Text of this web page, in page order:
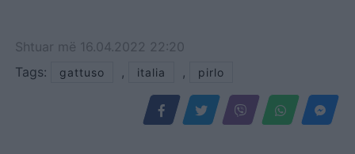
Shtuar më 16.04.2022 22:20
Tags:
gattuso , italia , pirlo